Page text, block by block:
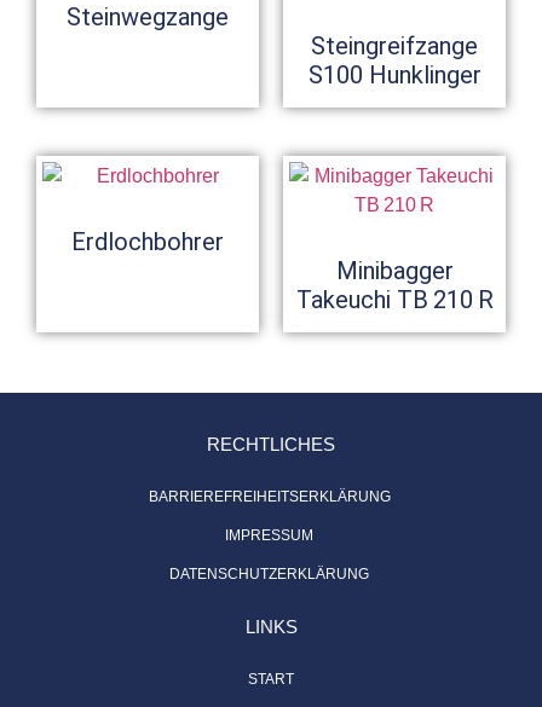
Steinwegzange
Steingreifzange
S100 Hunklinger
Erdlochbohrer
Minibagger
Takeuchi TB 210 R
RECHTLICHES
BARRIEREFREIHEITSERKLÄRUNG
IMPRESSUM
DATENSCHUTZERKLÄRUNG
LINKS
START